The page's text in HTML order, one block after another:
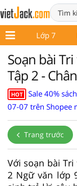
6 Lớp 7
Soạn bài
Tập 2 -
HOT
Sale 40%
07-07 trên Shopee
Trang trước
Với soạn bài Tri
2 Ngữ văn lớp